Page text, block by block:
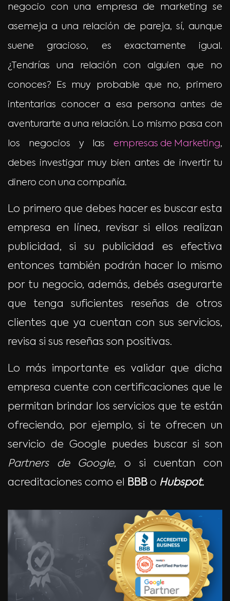
negocio con una empresa de marketing se
asemeja a una relación de pareja, sí, aunque
suene gracioso, es exactamente igual.
¿Tendrías una relación con alguien que no
conoces? Es muy probable que no, primero
intentarias conocer a esa persona antes de
aventurarte a una relación. Lo mismo pasa con
los negocios y las empresas de Marketing,
debes investigar muy bien antes de invertir tu
dinero con una compañía.
Lo primero que debes hacer es buscar esta
empresa en línea, revisar si ellos realizan
publicidad, si su publicidad es efectiva
entonces también podrán hacer lo mismo
por tu negocio, además, debés asegurarte
que tenga suficientes reseñas de otros
clientes que ya cuentan con sus servicios,
revisa si sus reseñas son positivas.
Lo más importante es validar que dicha
empresa cuente con certificaciones que le
permitan brindar los servicios que te están
ofreciendo, por ejemplo, si te ofrecen un
servicio de Google puedes buscar si son
Partners de Google, o si cuentan con
acreditaciones como el BBB o Hubspot.